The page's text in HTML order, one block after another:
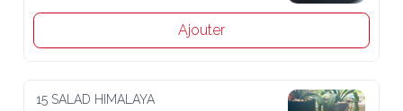
Ajouter
15 SALAD HIMALAYA